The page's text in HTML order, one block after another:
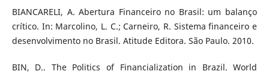
BIANCARELI, A. Abertura Financeiro no Brasil: um balanço
crítico. In: Marcolino, L. C.; Carneiro, R. Sistema financeiro e
desenvolvimento no Brasil. Atitude Editora. São Paulo. 2010.
BIN, D.. The Politics of Financialization in Brazil. World